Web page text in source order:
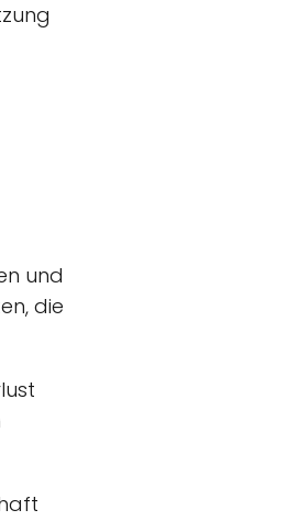
und
die